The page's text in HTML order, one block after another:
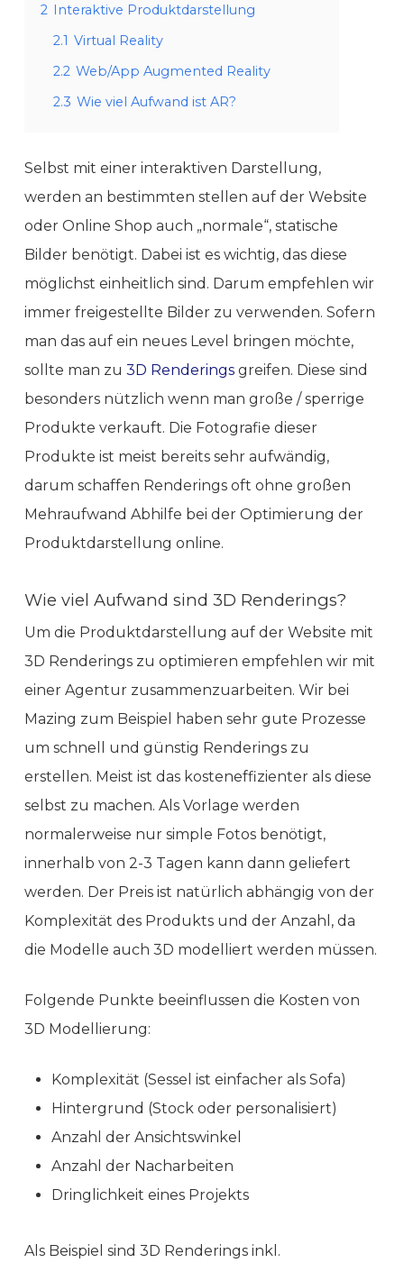
2
Interaktive Produktdarstellung
2.1 Virtual Reality
2.2 Web/App Augmented Reality
2.3 Wie viel Aufwand ist AR?
Selbst mit einer interaktiven Darstellung,
werden an bestimmten stellen auf der Website
oder Online Shop auch „normale“, statische
Bilder benötigt. Dabei ist es wichtig, das diese
möglichst einheitlich sind. Darum empfehlen wir
immer freigestellte Bilder zu verwenden. Sofern
man das auf ein neues Level bringen möchte,
sollte man zu 3D Renderingsgreifen. Diese sind
besonders nützlich wenn man große / sperrige
Produkte verkauft. Die Fotografie dieser
Produkte ist meist bereits sehr aufwändig,
darum schaffen Renderings oft ohne großen
Mehraufwand Abhilfe bei der Optimierung der
Produktdarstellung online.
Wie viel Aufwand sind 3D Renderings?
Um die Produktdarstellung auf der Website mit
3D Renderings zu optimieren empfehlen wir mit
einer Agentur zusammenzuarbeiten. Wir bei
Mazing zum Beispiel haben sehr gute Prozesse
um schnell und günstig Renderings zu
erstellen. Meist ist das kosteneffizienter als diese
selbst zu machen. Als Vorlage werden
normalerweise nur simple Fotos benötigt,
innerhalb von 2-3 Tagen kann dann geliefert
werden. Der Preis ist natürlich abhängig von der
Komplexität des Produkts und der Anzahl, da
die Modelle auch 3D modelliert werden müssen.
Folgende Punkte beeinflussen die Kosten von
3D Modellierung:
Komplexität (Sessel ist einfacher als Sofa)
Hintergrund (Stock oder personalisiert)
Anzahl der Ansichtswinkel
Anzahl der Nacharbeiten
Dringlichkeit eines Projekts
Als Beispiel sind 3D Renderings inkl.